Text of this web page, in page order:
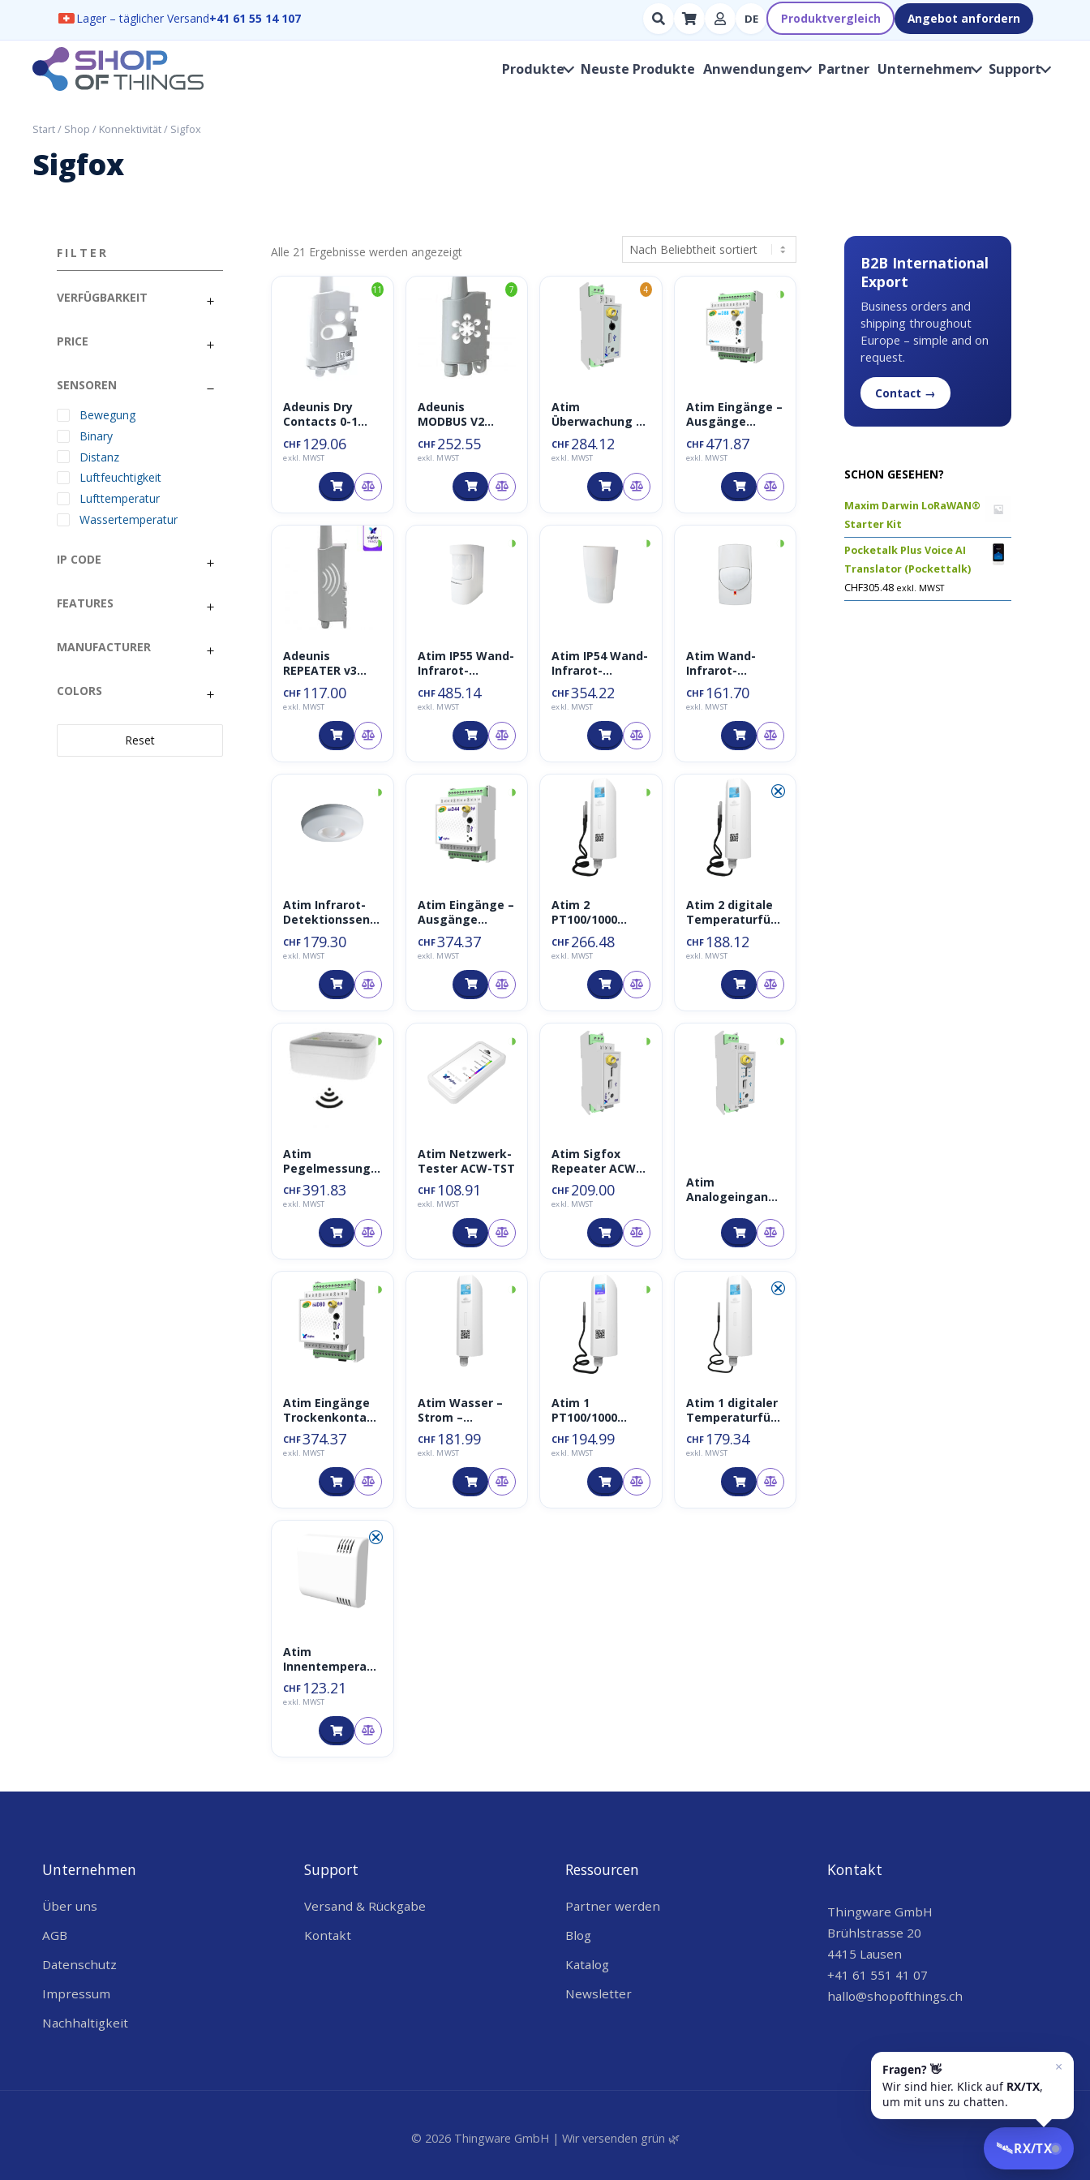
Lager – täglicher Versand+41 61 55 14 107
Suchen
nach
Hersteller,
DE Produktvergleich Angebot anfordern
ShopOfThings
Produkte Neuste Produkte Anwendungen Partner Unternehmen Support
Start/ Shop / Konnektivität/ Sigfox
Sigfox
FILTER
VERFÜGBARKEIT
PRICE
SENSOREN
Bewegung
Binary
Distanz
Luftfeuchtigkeit
Lufttemperatur
Wassertemperatur
IP CODE
FEATURES
MANUFACTURER
COLORS
Reset
B2B International
Export
Business orders and
shipping throughout
Europe – simple and on
request.
Contact →
SCHON GESEHEN?
Maxim Darwin LoRaWAN®
Starter Kit
Pocketalk Plus Voice AI
Translator (Pockettalk)
CHF305.48 exkl. MWST
Alle 21 Ergebnisse werden angezeigtNach
Beliebtheit
sortiert
11
Adeunis Dry
Contacts 0-1
Binary LoRaWan
Sensor/Aktor
868MHz IP68
CHF 129.06
exkl. MWST
7
Adeunis
MODBUS V2
LoRaWan für
Modbus Slaves
868MHz
CHF 252.55
exkl. MWST
4
Atim
Überwachung /
Fernsteuerung –
2 digitale /
Metering-
Eingänge und 1
digitaler
Ausgang ACW-
DIND21
CHF 284.12
exkl. MWST
◑
Atim Eingänge –
Ausgänge
Trockenkontakt
e / Dosierung
ACW-DIND88
CHF 471.87
exkl. MWST
◑
Adeunis
REPEATER v3
Sigfox RC1
CHF 117.00
exkl. MWST
◑
Atim IP55 Wand-
Infrarot-
Detektionssens
or 180° –
ACW/PIR180-O
CHF 485.14
exkl. MWST
◑
Atim IP54 Wand-
Infrarot-
Detektionssens
or 90° –
ACW/PIR90-O
CHF354.22
exkl. MWST
◑
Atim Wand-
Infrarot-
Detektionssens
or 90° –
ACW/PIR90-I
CHF 161.70
exkl. MWST
◑
Atim Infrarot-
Detektionssens
or an der Decke
360° –
ACW/PIR360-I
CHF 179.30
exkl. MWST
◑
Atim Eingänge –
Ausgänge
Trockenkontakt
e / Dosierung
ACW-DIND44
CHF374.37
exkl. MWST
◑
Atim 2
PT100/1000
Temperatursen
soren ACW-
TM2P
CHF 266.48
exkl. MWST
⮿
Atim 2 digitale
Temperaturfühl
er ACW-TM2D
CHF 188.12
exkl. MWST
◑
Atim
Pegelmessung
ACW-LVL
CHF391.83
exkl. MWST
◑
Atim Netzwerk-
Tester ACW-TST
CHF 108.91
exkl. MWST
◑
Atim Sigfox
Repeater ACW-
SF8-GW
CHF 209.00
exkl. MWST
◑
Atim
Analogeingang
10V ACW-DINDA
◑
Atim Eingänge
Trockenkontakt
e / Metering –
ACW-DIND80
CHF374.37
exkl. MWST
◑
Atim Wasser –
Strom –
Gaszähler
Überwachung
ACW-MR4
CHF 181.99
exkl. MWST
◑
Atim 1
PT100/1000
Temperatursen
sor ACW-TM1P
CHF 194.99
exkl. MWST
⮿
Atim 1 digitaler
Temperaturfühl
er ACW-TM1D
CHF 179.34
exkl. MWST
⮿
Atim
Innentemperatu
r und
Luftfeuchtigkei
t ACW-THM-I
CHF 123.21
exkl. MWST
Unternehmen
Über uns
AGB
Datenschutz
Impressum
Nachhaltigkeit
Support
Versand & Rückgabe
Kontakt
Ressourcen
Partner werden
Blog
Katalog
Newsletter
Kontakt
Thingware GmbH
Brühlstrasse 20
4415 Lausen
+41 61 551 41 07
hallo@shopofthings.ch
© 2026 Thingware GmbH | Wir versenden grün 🌿